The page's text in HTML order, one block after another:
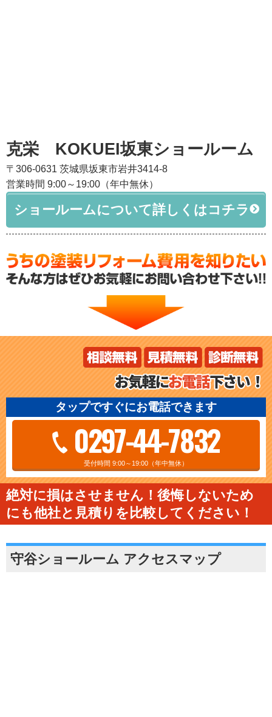
克栄 KOKUEI坂東ショールーム
〒306-0631 茨城県坂東市岩井3414-8
営業時間 9:00～19:00（年中無休）
ショールームについて詳しくはコチラ
タップですぐにお電話できます
0297-44-7832
受付時間 9:00～19:00（年中無休）
絶対に損はさせません！後悔しないため
にも他社と見積りを比較してください！
守谷ショールーム アクセスマップ